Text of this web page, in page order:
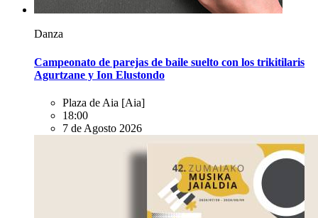
Danza
Campeonato de parejas de baile suelto con los trikitilaris
Agurtzane y Ion Elustondo
Plaza de Aia [Aia]
18:00
7 de Agosto 2026